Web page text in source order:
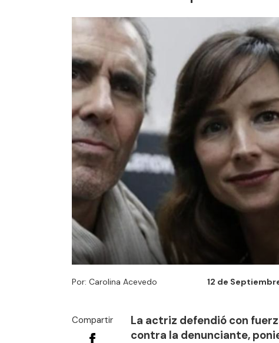
Por: Carolina Acevedo 12 de
Compartir
La actriz defendió con
contra la denunciante,